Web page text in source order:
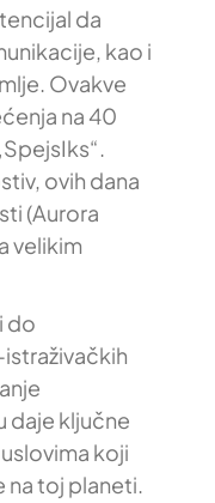
da
kao i
Ovakve
na 40
ovih dana
(Aurora
velikim
do
daje ključne
koji
na toj planeti.